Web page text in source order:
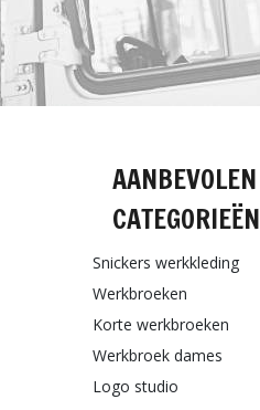
AANBEVOLEN
CATEGORIEËN
Snickers werkkleding
Werkbroeken
Korte werkbroeken
Werkbroek dames
Logo studio